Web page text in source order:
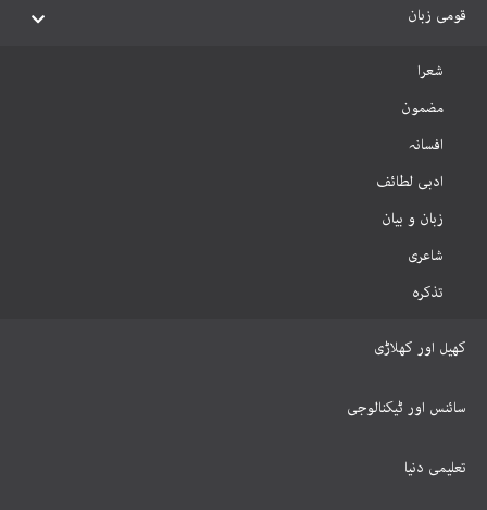
قومی زبان
شعرا
مضمون
افسانہ
ادبی لطائف
زبان و بیان
شاعری
تذکرہ
کھیل اور کھلاڑی
سائنس اور ٹیکنالوجی
تعلیمی دنیا